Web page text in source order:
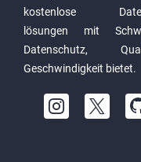
kostenlose
lösungen mit
Datenschutz,
Geschwindigkeit bietet.